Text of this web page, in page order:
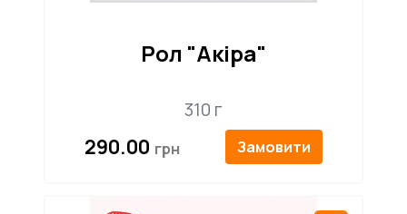
Рол "Акіра"
310 г
290.00 Замовити